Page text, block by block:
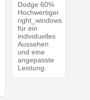
Dodge 60%
Hochwertiger
right_windows
für ein
individuelles
Aussehen
und eine
angepasste
Leistung.